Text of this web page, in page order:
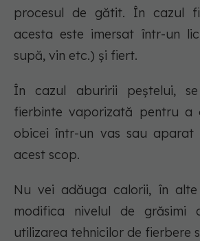
procesul de gătit. În cazul
acesta este imersat într-un
supă, vin etc.) și fiert.
În cazul aburirii peștelui,
fierbinte vaporizată pentru a
obicei într-un vas sau aparat
acest scop.
Nu vei adăuga calorii, în
modifica nivelul de grăsimi
utilizarea tehnicilor de fierbere